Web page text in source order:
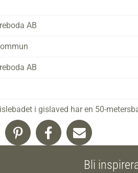
AB
AB
i gislaved har en 50-
Bli